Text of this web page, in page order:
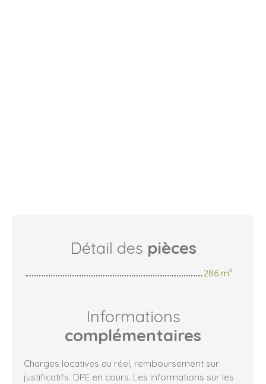
Détail des pièces
286 m²
Informations
complémentaires
Charges locatives au réel, remboursement sur
justificatifs. DPE en cours. Les informations sur les